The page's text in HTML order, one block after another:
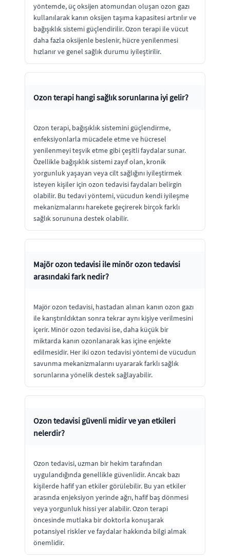
yöntemde, üç oksijen atomundan oluşan ozon gazı
kullanılarak kanın oksijen taşıma kapasitesi artırılır ve
bağışıklık sistemi güçlendirilir. Ozon terapi ile vücut
daha fazla oksijenle beslenir, hücre yenilenmesi
hızlanır ve genel sağlık durumu iyileştirilir.
Ozon terapi hangi sağlık sorunlarına iyi gelir?
Ozon terapi, bağışıklık sistemini güçlendirme,
enfeksiyonlarla mücadele etme ve hücresel
yenilenmeyi teşvik etme gibi çeşitli faydalar sunar.
Özellikle bağışıklık sistemi zayıf olan, kronik
yorgunluk yaşayan veya cilt sağlığını iyileştirmek
isteyen kişiler için ozon tedavisi faydaları belirgin
olabilir. Bu tedavi yöntemi, vücudun kendi iyileşme
mekanizmalarını harekete geçirerek birçok farklı
sağlık sorununa destek olabilir.
Majör ozon tedavisi ile minör ozon tedavisi
arasındaki fark nedir?
Majör ozon tedavisi, hastadan alınan kanın ozon gazı
ile karıştırıldıktan sonra tekrar aynı kişiye verilmesini
içerir. Minör ozon tedavisi ise, daha küçük bir
miktarda kanın ozonlanarak kas içine enjekte
edilmesidir. Her iki ozon tedavisi yöntemi de vücudun
savunma mekanizmalarını uyararak farklı sağlık
sorunlarına yönelik destek sağlayabilir.
Ozon tedavisi güvenli midir ve yan etkileri
nelerdir?
Ozon tedavisi, uzman bir hekim tarafından
uygulandığında genellikle güvenlidir. Ancak bazı
kişilerde hafif yan etkiler görülebilir. Bu yan etkiler
arasında enjeksiyon yerinde ağrı, hafif baş dönmesi
veya yorgunluk hissi yer alabilir. Ozon terapi
öncesinde mutlaka bir doktorla konuşarak
potansiyel riskler ve faydalar hakkında bilgi almak
önemlidir.